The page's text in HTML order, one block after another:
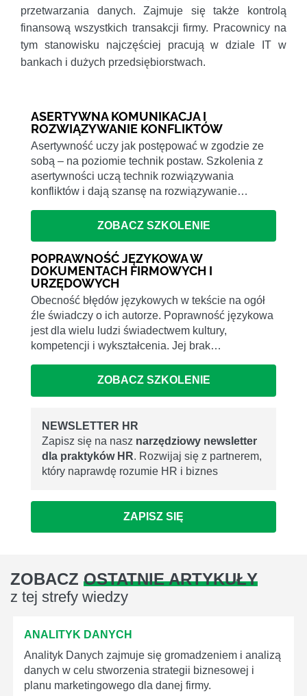
przetwarzania danych. Zajmuje się także kontrolą
finansową wszystkich transakcji firmy. Pracownicy na
tym stanowisku najczęściej pracują w dziale IT w
bankach i dużych przedsiębiorstwach.
ASERTYWNA KOMUNIKACJA I
ROZWIĄZYWANIE KONFLIKTÓW
Asertywność uczy jak postępować w zgodzie ze
sobą – na poziomie technik postaw. Szkolenia z
asertywności uczą technik rozwiązywania
konfliktów i dają szansę na rozwiązywanie…
ZOBACZ SZKOLENIE
POPRAWNOŚĆ JĘZYKOWA W
DOKUMENTACH FIRMOWYCH I
URZĘDOWYCH
Obecność błędów językowych w tekście na ogół
źle świadczy o ich autorze. Poprawność językowa
jest dla wielu ludzi świadectwem kultury,
kompetencji i wykształcenia. Jej brak…
ZOBACZ SZKOLENIE
NEWSLETTER HR
Zapisz się na nasz narzędziowy newsletter
dla praktyków HR. Rozwijaj się z partnerem,
który naprawdę rozumie HR i biznes
ZAPISZ SIĘ
ZOBACZ OSTATNIE ARTYKUŁY
z tej strefy wiedzy
ANALITYK DANYCH
Analityk Danych zajmuje się gromadzeniem i analizą
danych w celu stworzenia strategii biznesowej i
planu marketingowego dla danej firmy.